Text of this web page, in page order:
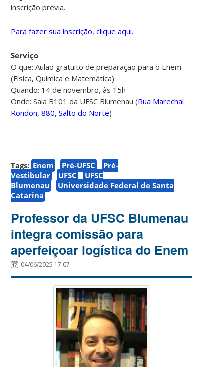
inscrição prévia.
Para fazer sua inscrição, clique aqui.
Serviço
O que: Aulão gratuito de preparação para o Enem
(Física, Química e Matemática)
Quando: 14 de novembro, às 15h
Onde: Sala B101 da UFSC Blumenau (Rua Marechal
Rondon, 880, Salto do Norte)
Tags: Enem Pré-UFSC
Pré-
Vestibular
UFSC
UFSC
Blumenau
Universidade Federal de Santa
Catarina
Professor da UFSC Blumenau
integra comissão para
aperfeiçoar logística do Enem
04/06/2025 17:07